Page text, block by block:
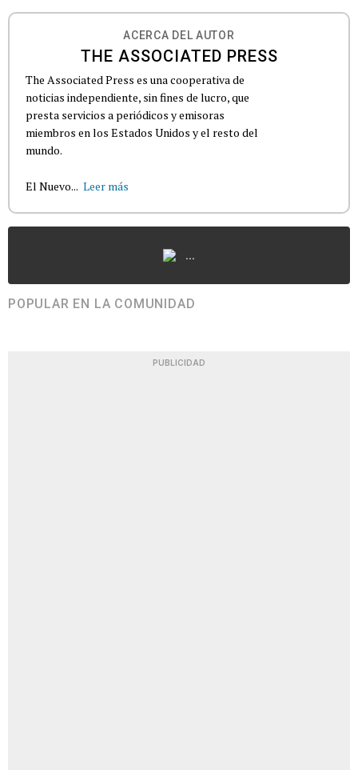
ACERCA DEL AUTOR
THE ASSOCIATED PRESS
The Associated Press es una cooperativa de
noticias independiente, sin fines de lucro, que
presta servicios a periódicos y emisoras
miembros en los Estados Unidos y el resto del
mundo.
El Nuevo... Leer más
...
POPULAR EN LA COMUNIDAD
PUBLICIDAD